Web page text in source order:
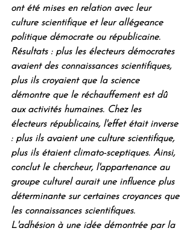
ont été mises en relation avec leur
culture scientifique et leur allégeance
politique démocrate ou républicaine.
Résultats : plus les électeurs démocrates
avaient des connaissances scientifiques,
plus ils croyaient que la science
démontre que le réchauffement est dû
aux activités humaines. Chez les
électeurs républicains, l'effet était inverse
: plus ils avaient une culture scientifique,
plus ils étaient climato-sceptiques. Ainsi,
conclut le chercheur, l'appartenance au
groupe culturel aurait une influence plus
déterminante sur certaines croyances que
les connaissances scientifiques.
L'adhésion à une idée démontrée par la